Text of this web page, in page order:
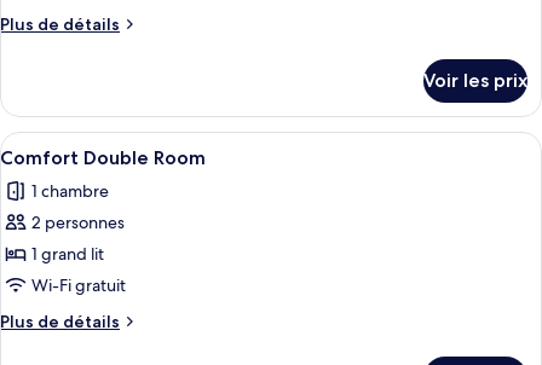
chambre :
Lake
Side
Plus de détails
Plus
le
type
de
Double
Room
Side
Voir les prix
Afficher
toutes
les
photos
pour
ce
type
de
Une chambre d’hôtel avec un lit,
13
Comfort Double Room
1 chambre
2 personnes
1 grand lit
Wi-Fi gratuit
Plus de détails
Plus